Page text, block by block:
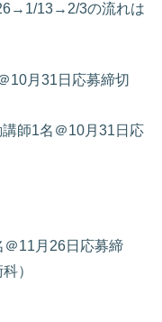
13→2/3の流れは
10月31日応募締切
師1名＠10月31日応
11月26日応募締
）